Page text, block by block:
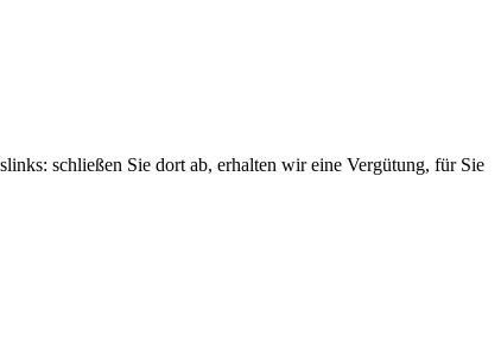
schließen Sie dort ab, erhalten wir eine Vergütung, für Sie